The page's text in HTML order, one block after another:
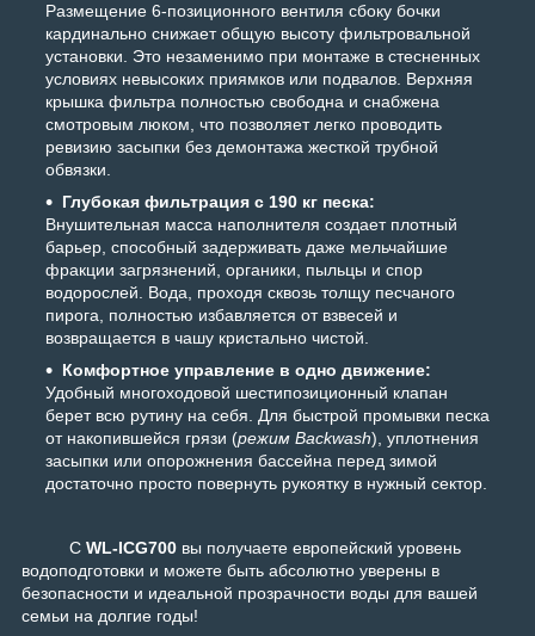
Размещение 6-позиционного вентиля сбоку бочки
кардинально снижает общую высоту фильтровальной
установки. Это незаменимо при монтаже в стесненных
условиях невысоких приямков или подвалов. Верхняя
крышка фильтра полностью свободна и снабжена
смотровым люком, что позволяет легко проводить
ревизию засыпки без демонтажа жесткой трубной
обвязки.
Глубокая фильтрация с 190 кг песка:
Внушительная масса наполнителя создает плотный
барьер, способный задерживать даже мельчайшие
фракции загрязнений, органики, пыльцы и спор
водорослей. Вода, проходя сквозь толщу песчаного
пирога, полностью избавляется от взвесей и
возвращается в чашу кристально чистой.
Комфортное управление в одно движение:
Удобный многоходовой шестипозиционный клапан
берет всю рутину на себя. Для быстрой промывки песка
от накопившейся грязи (режим Backwash), уплотнения
засыпки или опорожнения бассейна перед зимой
достаточно просто повернуть рукоятку в нужный сектор.
С WL-ICG700 вы получаете европейский уровень
водоподготовки и можете быть абсолютно уверены в
безопасности и идеальной прозрачности воды для вашей
семьи на долгие годы!